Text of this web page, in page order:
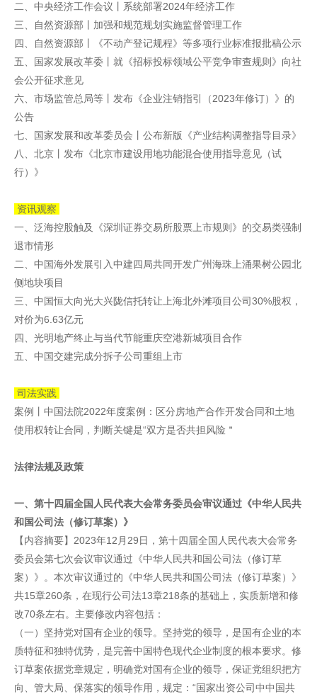
二、中央经济工作会议丨系统部署2024年经济工作
三、自然资源部丨加强和规范规划实施监督管理工作
四、自然资源部丨《不动产登记规程》等多项行业标准报批稿公示
五、国家发展改革委丨就《招标投标领域公平竞争审查规则》向社
会公开征求意见
六、市场监管总局等丨发布《企业注销指引（2023年修订）》的
公告
七、国家发展和改革委员会丨公布新版《产业结构调整指导目录》
八、北京丨发布《北京市建设用地功能混合使用指导意见（试
行）》
资讯观察
一、泛海控股触及《深圳证券交易所股票上市规则》的交易类强制
退市情形
二、中国海外发展引入中建四局共同开发广州海珠上涌果树公园北
侧地块项目
三、中国恒大向光大兴陇信托转让上海北外滩项目公司30%股权，
对价为6.63亿元
四、光明地产终止与当代节能重庆空港新城项目合作
五、中国交建完成分拆子公司重组上市
司法实践
案例丨中国法院2022年度案例：区分房地产合作开发合同和土地
使用权转让合同，判断关键是“双方是否共担风险＂
法律法规及政策
一、第十四届全国人民代表大会常务委员会审议通过《中华人民共
和国公司法（修订草案）》
【内容摘要】2023年12月29日，第十四届全国人民代表大会常务
委员会第七次会议审议通过《中华人民共和国公司法（修订草
案）》。本次审议通过的《中华人民共和国公司法（修订草案）》
共15章260条，在现行公司法13章218条的基础上，实质新增和修
改70条左右。主要修改内容包括：
（一）坚持党对国有企业的领导。坚持党的领导，是国有企业的本
质特征和独特优势，是完善中国特色现代企业制度的根本要求。修
订草案依据党章规定，明确党对国有企业的领导，保证党组织把方
向、管大局、保落实的领导作用，规定：“国家出资公司中中国共